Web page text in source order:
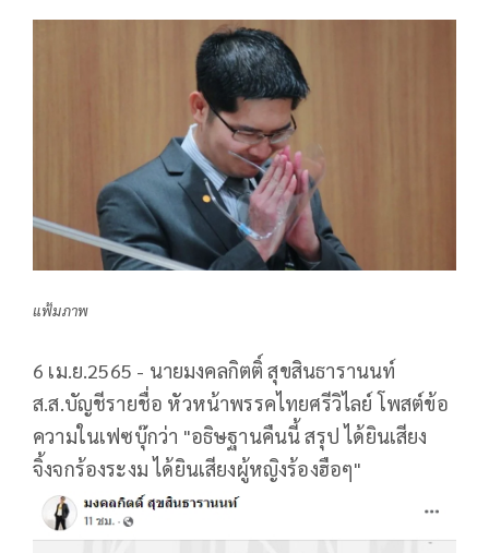
แฟ้มภาพ
6 เม.ย.2565 - นายมงคลกิตติ์ สุขสินธารานนท์
ส.ส.บัญชีรายชื่อ หัวหน้าพรรคไทยศรีวิไลย์ โพสต์ข้อ
ความในเฟซบุ๊กว่า "อธิษฐานคืนนี้ สรุป ได้ยินเสียง
จิ้งจกร้องระงม ได้ยินเสียงผู้หญิงร้องฮือๆ"